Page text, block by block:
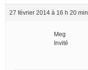
27 février 2014 à 16 h 20 min
Meg
Invité